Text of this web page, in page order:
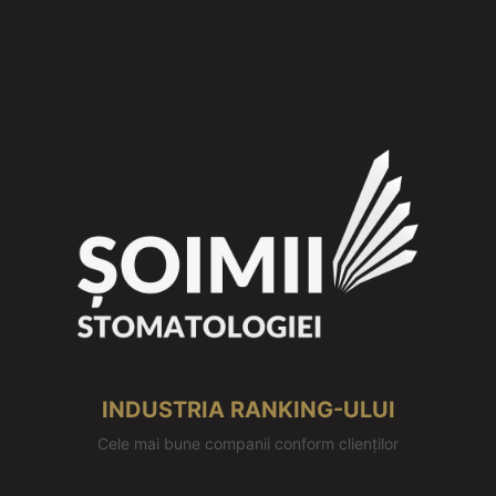
INDUSTRIA RANKING-ULUI
Cele mai bune companii conform clienților